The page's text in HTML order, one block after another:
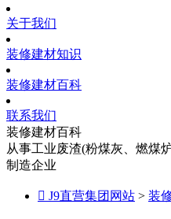
关于我们
装修建材知识
装修建材百科
联系我们
装修建材百科
从事工业废渣(粉煤灰、燃煤
制造企业
 J9直营集团网站 > 装